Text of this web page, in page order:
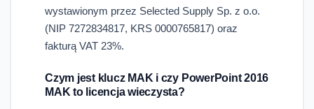
wystawionym przez Selected Supply Sp. z o.o.
(NIP 7272834817, KRS 0000765817) oraz
fakturą VAT 23%.
Czym jest klucz MAK i czy PowerPoint 2016
MAK to licencja wieczysta?